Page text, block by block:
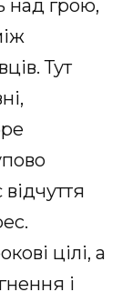
над грою,
Тут
цілі, а
і